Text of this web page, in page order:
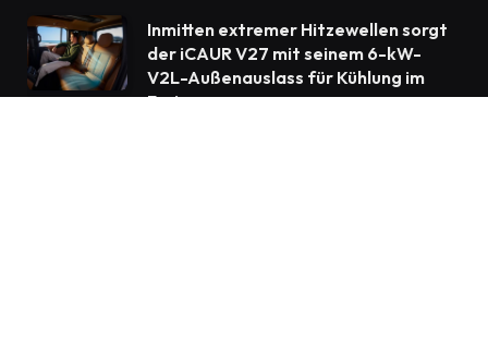
Inmitten extremer Hitzewellen sorgt
der iCAUR V27 mit seinem 6-kW-
V2L-Außenauslass für Kühlung im
Freien.